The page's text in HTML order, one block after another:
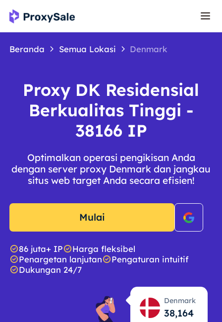
Beranda Semua Lokasi Denmark
Proxy DK Residensial
Berkualitas Tinggi -
38166 IP
Optimalkan operasi pengikisan Anda
dengan server proxy Denmark dan jangkau
situs web target Anda secara efisien!
Mulai
86 juta+ IP
Harga fleksibel
Penargetan lanjutan
Pengaturan intuitif
Dukungan 24/7
Denmark
38,166